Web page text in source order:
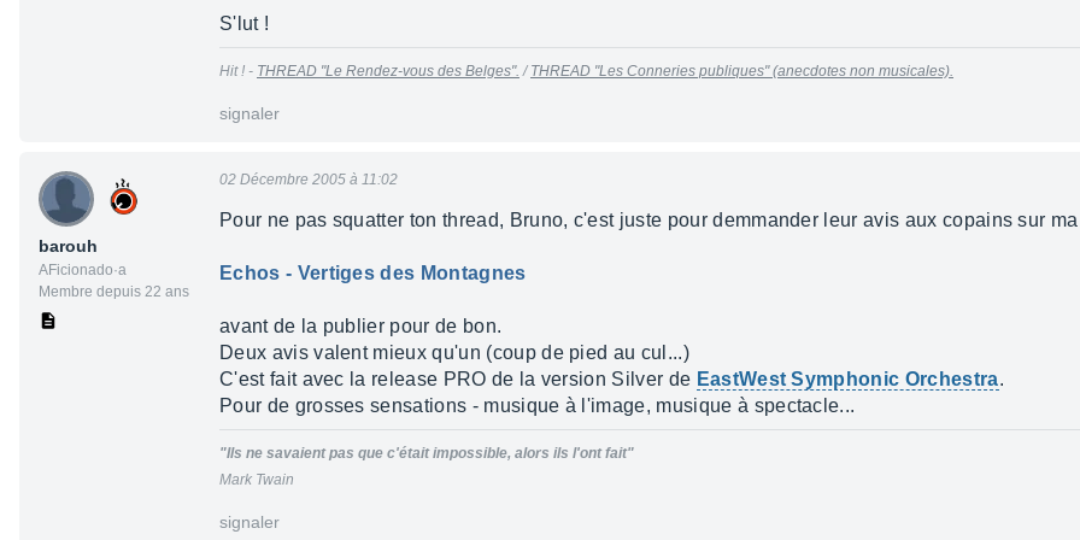
S'lut !
Hit ! - THREAD "Le Rendez-vous des Belges". / THREAD "Les Conneries publiques" (anecdotes non musicales).
signaler
barouh
AFicionado·a
Membre depuis 22 ans
02 Décembre 2005 à 11:02
Pour ne pas squatter ton thread, Bruno, c'est juste pour demmander leur avis aux copains sur
Echos - Vertiges des Montagnes
avant de la publier pour de bon.
Deux avis valent mieux qu'un (coup de pied au cul...)
C'est fait avec la release PRO de la version Silver de EastWest Symphonic Orchestra.
Pour de grosses sensations - musique à l'image, musique à spectacle...
"Ils ne savaient pas que c'était impossible, alors ils l'ont fait"
Mark Twain
signaler